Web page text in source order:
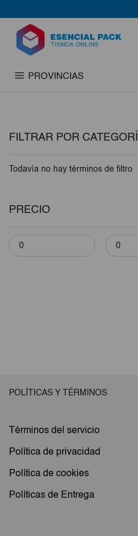
PROVINCIAS
FILTRAR POR
Todavía no hay términos de filtro
PRECIO
POLÍTICAS Y TÉRMINOS
Términos del servicio
Política de privacidad
Política de cookies
Políticas de Entrega